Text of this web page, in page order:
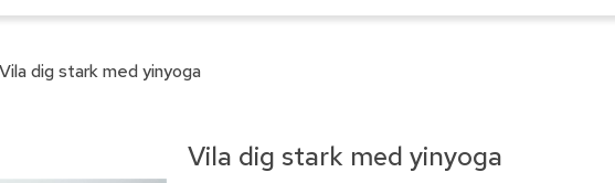
Vila dig stark med yinyoga
Vila dig stark med yinyoga